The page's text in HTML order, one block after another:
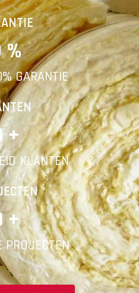
Volgende
%
GARANTIE
+
KLANTEN
+
PROJECTEN